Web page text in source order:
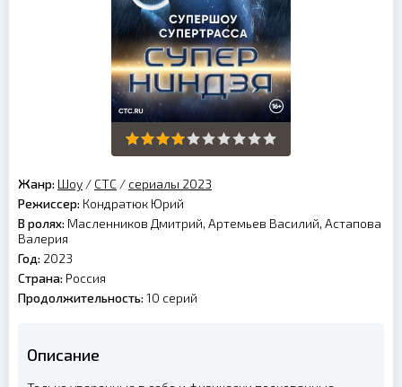
Жанр: Шоу / СТС / сериалы 2023
Режиссер: Кондратюк Юрий
В ролях: Масленников Дмитрий, Артемьев Василий, Астапова
Валерия
Год: 2023
Страна: Россия
Продолжительность: 10 серий
Описание